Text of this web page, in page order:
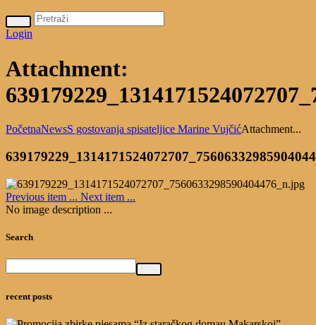
Login
Attachment:
PočetnaNewsS gostovanja spisateljice Marine VujčićAttachment...
Previous item ... Next item ...
No image description ...
Search
recent posts